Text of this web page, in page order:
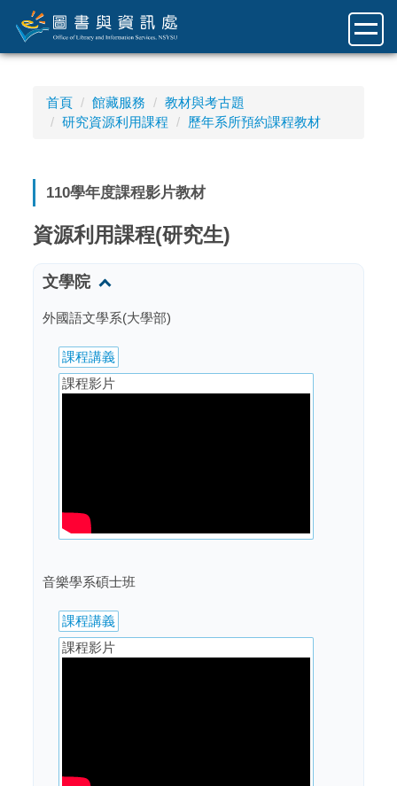
到
主
首頁 館藏服務
教材與考古題
研究資源利用課程
歷年系所預約課程教材
110學年度課程影片教材
資源利用課程(研究生)
文學院
外國語文學系(大學部)
課程講義
課程影片
音樂學系碩士班
課程講義
課程影片